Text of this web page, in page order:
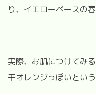
り、イエローベースの
実際、お肌につけてみ
干オレンジっぽいとい